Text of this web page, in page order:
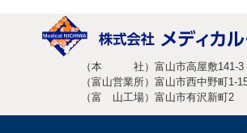
（本 社）富山市高屋敷141-3
（富山営業所）富山市西中野町1-
（富 山工場）富山市有沢新町2